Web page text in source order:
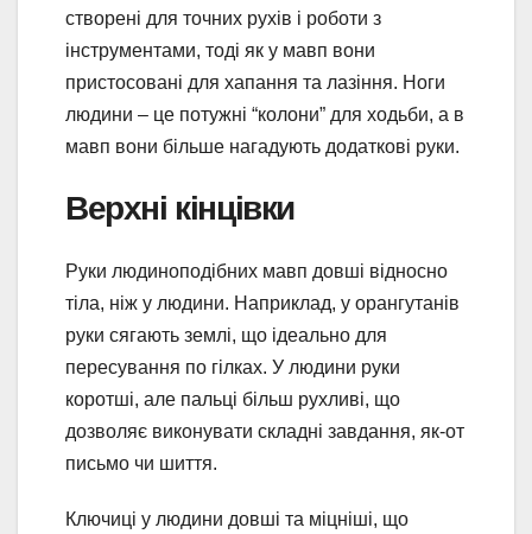
створені для точних рухів і роботи з
інструментами, тоді як у мавп вони
пристосовані для хапання та лазіння. Ноги
людини – це потужні “колони” для ходьби, а в
мавп вони більше нагадують додаткові руки.
Верхні кінцівки
Руки людиноподібних мавп довші відносно
тіла, ніж у людини. Наприклад, у орангутанів
руки сягають землі, що ідеально для
пересування по гілках. У людини руки
коротші, але пальці більш рухливі, що
дозволяє виконувати складні завдання, як-от
письмо чи шиття.
Ключиці у людини довші та міцніші, що